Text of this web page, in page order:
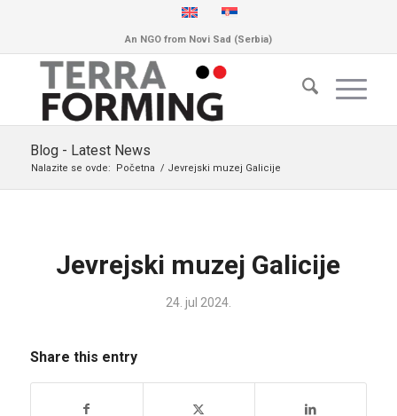
An NGO from Novi Sad (Serbia)
Blog - Latest News
Nalazite se ovde: Početna / Jevrejski muzej Galicije
Jevrejski muzej Galicije
24. jul 2024.
Share this entry